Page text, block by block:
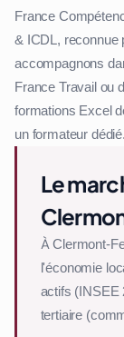
France
& ICDL, reconnue
accompagnons
France Travail ou
formations Excel
un formateur dédié.
Le
À Clermont-
l'économie
actifs (INSEE
tertiaire